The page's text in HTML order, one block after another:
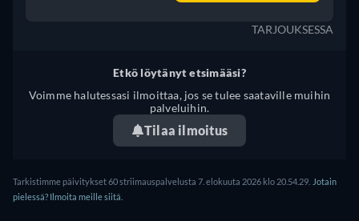
TARJOUKSESSA
Etkö löytänyt etsimääsi?
Voimme halutessasi ilmoittaa, jos se tulee saataville muihin
palveluihin.
Tilaa ilmoitus
Tarkistimme päivitykset 60 striimauspalvelusta 7. elokuuta 2026 klo 20.54.29. Jotain
pielessä? Ilmoita meille siitä.